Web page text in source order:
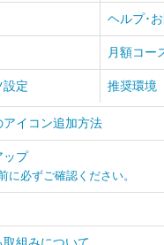
ヘルプ･
月額コー
設定 推奨環境
イコン追加方法
ップ
に必ずご確認ください。